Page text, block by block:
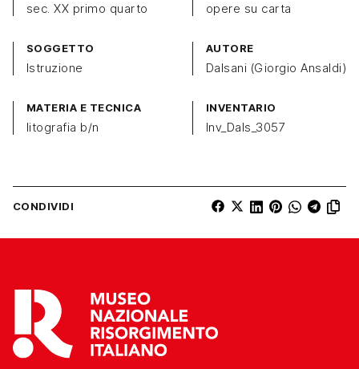
sec. XX primo quarto opere su carta
SOGGETTO
Istruzione
AUTORE
Dalsani (Giorgio Ansaldi)
MATERIA E TECNICA
litografia b/n
INVENTARIO
Inv_Dals_3057
CONDIVIDI